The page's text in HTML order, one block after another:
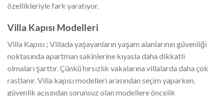
özellikleriyle fark yaratıyor.
Villa Kapısı Modelleri
Villa Kapısı ; Villada yaşayanların yaşam alanlarının güvenliği
noktasında apartman sakinlerine kıyasla daha dikkatli
olmaları şarttır. Çünkü hırsızlık vakalarına villalarda daha çok
rastlanır. Villa kapısı modelleri arasından seçim yaparken,
güvenlik açısından sorunsuz olan modellere öncelik